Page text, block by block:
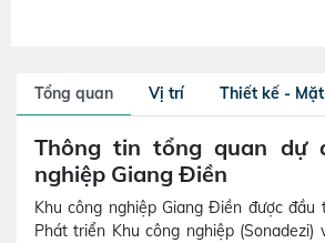
Tổng quan Vị trí Thiết kế -
Thông tin tổng quan dự
nghiệp Giang Điền
Khu công nghiệp Giang Điền được đầu
Phát triển Khu công nghiệp (Sonadezi)